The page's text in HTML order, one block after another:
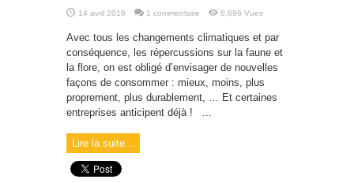
14 avril 2016 1 commentaire 6,896 Vues
Avec tous les changements climatiques et par
conséquence, les répercussions sur la faune et
la flore, on est obligé d’envisager de nouvelles
façons de consommer : mieux, moins, plus
proprement, plus durablement, … Et certaines
entreprises anticipent déjà ! ...
Lire la suite...